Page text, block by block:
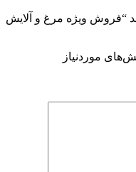
“فروش ویژه مرغ و آلایش
موردنیاز